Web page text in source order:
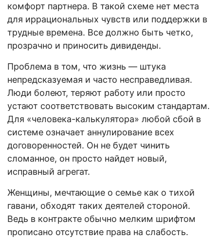
комфорт партнера. В такой схеме нет места
для иррациональных чувств или поддержки в
трудные времена. Все должно быть четко,
прозрачно и приносить дивиденды.
Проблема в том, что жизнь — штука
непредсказуемая и часто несправедливая.
Люди болеют, теряют работу или просто
устают соответствовать высоким стандартам.
Для «человека-калькулятора» любой сбой в
системе означает аннулирование всех
договоренностей. Он не будет чинить
сломанное, он просто найдет новый,
исправный агрегат.
Женщины, мечтающие о семье как о тихой
гавани, обходят таких деятелей стороной.
Ведь в контракте обычно мелким шрифтом
прописано отсутствие права на слабость.